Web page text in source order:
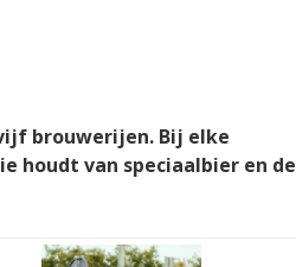
brouwerijen. Bij elke
houdt van speciaalbier en de